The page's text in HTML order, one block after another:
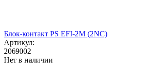
Блок-контакт PS EFI-2M (2NC)
Артикул:
2069002
Нет в наличии